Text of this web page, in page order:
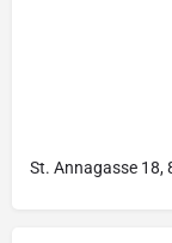
St. Annagasse 18,